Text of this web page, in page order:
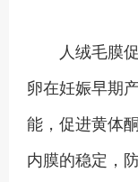
人绒毛膜促
卵在妊娠早期
能，促进黄体
内膜的稳定，